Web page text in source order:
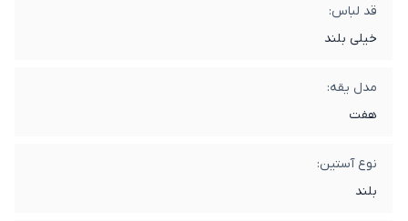
قد لباس:
خیلی بلند
مدل یقه:
هفت
نوع آستین:
بلند